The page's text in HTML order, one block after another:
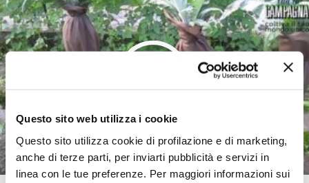
Questo sito web utilizza i cookie
Questo sito utilizza cookie di profilazione e di marketing,
anche di terze parti, per inviarti pubblicità e servizi in
linea con le tue preferenze. Per maggiori informazioni sui
VERONESI
RIMANI A CONTATTO CON LA NATURA
VITA IN CAMPAGNA LA FIERA
NATURALMENTE